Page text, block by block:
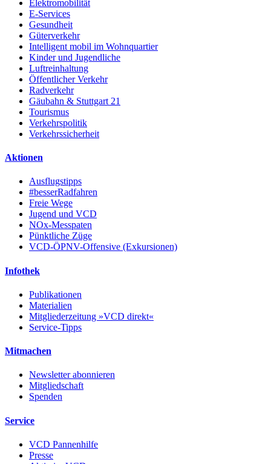
Elektromobilität
E-Services
Gesundheit
Güterverkehr
Intelligent mobil im Wohnquartier
Kinder und Jugendliche
Luftreinhaltung
Öffentlicher Verkehr
Radverkehr
Gäubahn & Stuttgart 21
Tourismus
Verkehrspolitik
Verkehrssicherheit
Aktionen
Ausflugstipps
#besserRadfahren
Freie Wege
Jugend und VCD
NOx-Messpaten
Pünktliche Züge
VCD-ÖPNV-Offensive (Exkursionen)
Infothek
Publikationen
Materialien
Mitgliederzeitung »VCD direkt«
Service-Tipps
Mitmachen
Newsletter abonnieren
Mitgliedschaft
Spenden
Service
VCD Pannenhilfe
Presse